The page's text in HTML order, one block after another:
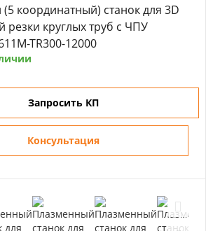
(5 координатный) станок для 3D
резки круглых труб с ЧПУ
TR300-12000
Запросить КП
Консультация